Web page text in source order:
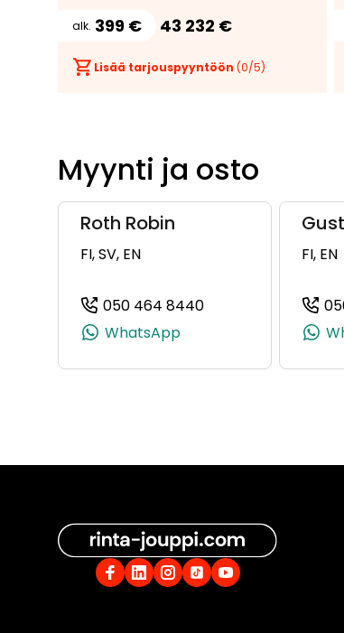
alk. 399 € 43 232 €
Lisää tarjouspyyntöön (0/5)
Myynti ja osto
Roth Robin
FI, SV, EN
050 464 8440
(+358504648440,
WhatsApp
FI, EN